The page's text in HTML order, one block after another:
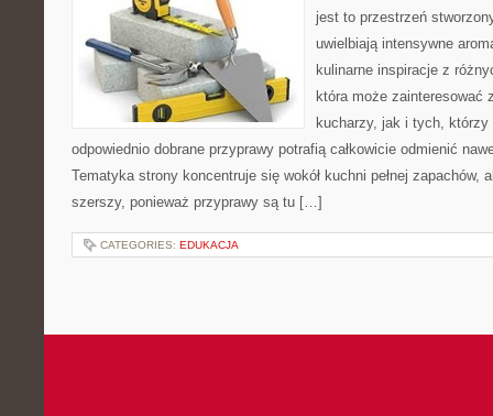
jest to przestrzeń
uwielbiają intensywne
kulinarne inspiracje z
która może zainteresować
kucharzy, jak i tych, którzy
odpowiednio dobrane przyprawy potrafią całkowicie odmienić
Tematyka strony koncentruje się wokół kuchni pełnej zapachów,
szerszy, ponieważ przyprawy są tu […]
CATEGORIES: EDUKACJA